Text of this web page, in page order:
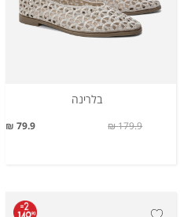
בלרינה
79.9 ₪ 179.9 ₪